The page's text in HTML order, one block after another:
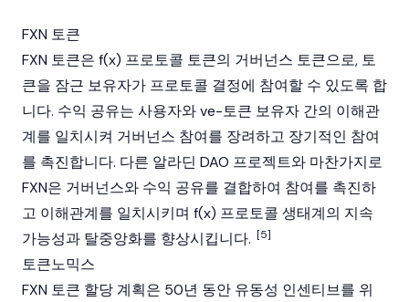
FXN 토큰
FXN 토큰은 f(x) 프로토콜 토큰의 거버넌스 토큰으로, 토
큰을 잠근 보유자가 프로토콜 결정에 참여할 수 있도록 합
니다. 수익 공유는 사용자와 ve-토큰 보유자 간의 이해관
계를 일치시켜 거버넌스 참여를 장려하고 장기적인 참여
를 촉진합니다. 다른 알라딘 DAO 프로젝트와 마찬가지로
FXN은 거버넌스와 수익 공유를 결합하여 참여를 촉진하
고 이해관계를 일치시키며 f(x) 프로토콜 생태계의 지속
가능성과 탈중앙화를 향상시킵니다. [5]
토큰노믹스
FXN 토큰 할당 계획은 50년 동안 유동성 인센티브를 위